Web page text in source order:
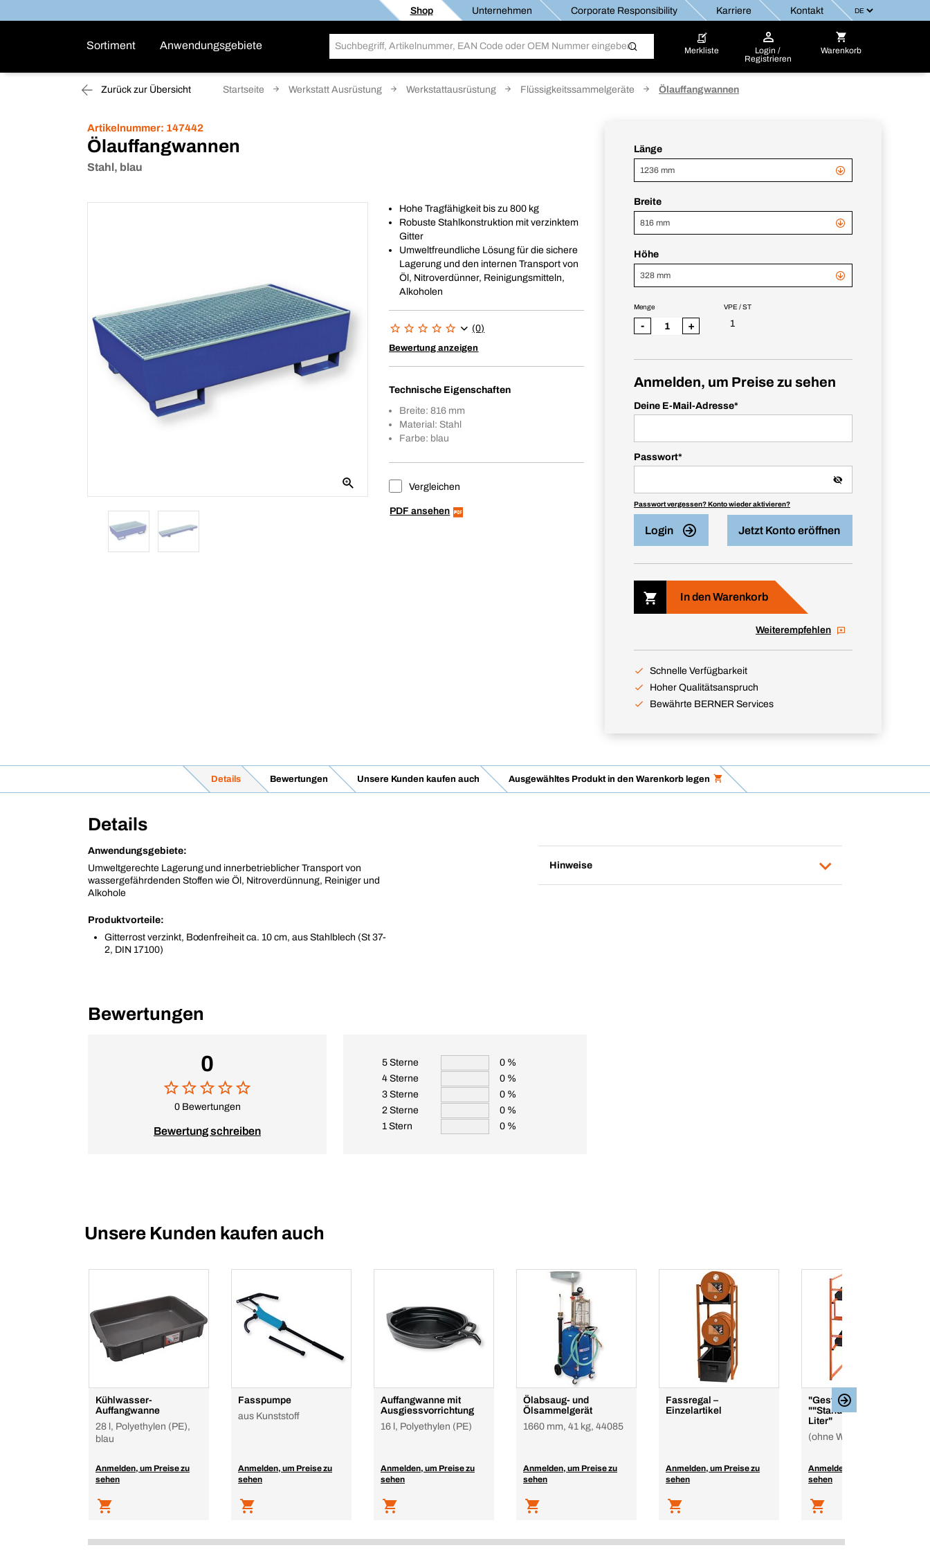
Shop Unternehmen Corporate Responsibility Karriere Kontakt
Sortiment Anwendungsgebiete Merkliste
Login /
Registrieren
Warenkorb
Zurück zur Übersicht Startseite Werkstatt Ausrüstung Werkstattausrüstung Flüssigkeitssammelgeräte Ölauffangwannen
Artikelnummer: 147442
Ölauffangwannen
Stahl, blau
Hohe Tragfähigkeit bis zu 800 kg
Robuste Stahlkonstruktion mit verzinktem
Gitter
Umweltfreundliche Lösung für die sichere
Lagerung und den internen Transport von
Öl, Nitroverdünner, Reinigungsmitteln,
Alkoholen
(0)
Bewertung anzeigen
Technische Eigenschaften
Breite: 816 mm
Material: Stahl
Farbe: blau
Vergleichen
PDF ansehen
Länge
1236 mm
Breite
816 mm
Höhe
328 mm
VPE / ST
1
Menge
- +
Anmelden, um Preise zu sehen
Deine E-Mail-Adresse*
Passwort*
Passwort vergessen? Konto wieder aktivieren?
Login Jetzt Konto eröffnen
In den Warenkorb
Weiterempfehlen
Schnelle Verfügbarkeit
Hoher Qualitätsanspruch
Bewährte BERNER Services
Details Bewertungen Unsere Kunden kaufen auch Ausgewähltes Produkt in den Warenkorb legen
Details
Anwendungsgebiete:
Umweltgerechte Lagerung und innerbetrieblicher Transport von
wassergefährdenden Stoffen wie Öl, Nitroverdünnung, Reiniger und
Alkohole
Produktvorteile:
Gitterrost verzinkt, Bodenfreiheit ca. 10 cm, aus Stahlblech (St 37-
2, DIN 17100)
Hinweise
Bewertungen
0
0 Bewertungen
Bewertung schreiben
5 Sterne
0 %
4 Sterne
0 %
3 Sterne
0 %
2 Sterne
0 %
1 Stern
0 %
Unsere Kunden kaufen auch
Kühlwasser-
Auffangwanne
28 l, Polyethylen (PE),
blau
Anmelden, um Preise zu
sehen
Fasspumpe
aus Kunststoff
Anmelden, um Preise zu
sehen
Auffangwanne mit
Ausgiessvorrichtung
16 l, Polyethylen (PE)
Anmelden, um Preise zu
sehen
Ölabsaug- und
Ölsammelgerät
1660 mm, 41 kg, 44085
Anmelden, um Preise zu
sehen
Fassregal –
Einzelartikel
Anmelden, um Preise zu
sehen
"Gestell für 4x
""Standard""-Fässer 25
Liter"
(ohne Wanne B)
Anmelden, um Preise zu
sehen